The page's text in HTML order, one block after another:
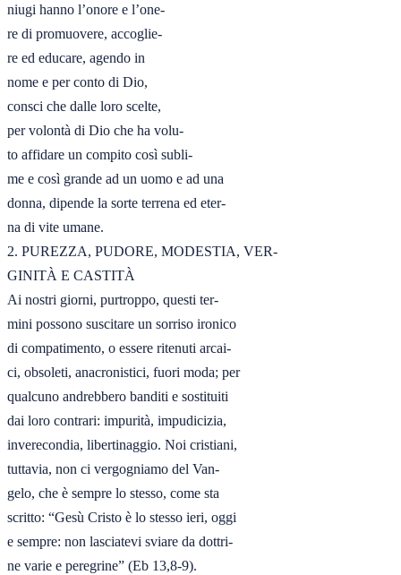
niugi hanno l’onore e l’one-
re di promuovere, accoglie-
re ed educare, agendo in
nome e per conto di Dio,
consci che dalle loro scelte,
per volontà di Dio che ha volu-
to affidare un compito così subli-
me e così grande ad un uomo e ad una
donna, dipende la sorte terrena ed eter-
na di vite umane.
2. PUREZZA, PUDORE, MODESTIA, VER-
GINITÀ E CASTITÀ
Ai nostri giorni, purtroppo, questi ter-
mini possono suscitare un sorriso ironico
di compatimento, o essere ritenuti arcai-
ci, obsoleti, anacronistici, fuori moda; per
qualcuno andrebbero banditi e sostituiti
dai loro contrari: impurità, impudicizia,
inverecondia, libertinaggio. Noi cristiani,
tuttavia, non ci vergogniamo del Van-
gelo, che è sempre lo stesso, come sta
scritto: “Gesù Cristo è lo stesso ieri, oggi
e sempre: non lasciatevi sviare da dottri-
ne varie e peregrine” (Eb 13,8-9).